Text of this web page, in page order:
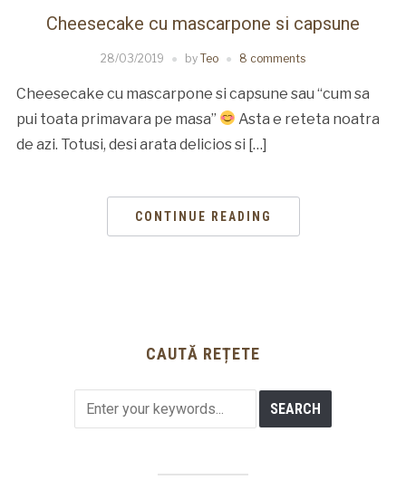
Cheesecake cu mascarpone si capsune
28/03/2019 by Teo 8 comments
Cheesecake cu mascarpone si capsune sau “cum sa
pui toata primavara pe masa”
Asta e reteta noatra
de azi. Totusi, desi arata delicios si […]
CONTINUE READING
CAUTĂ REȚETE